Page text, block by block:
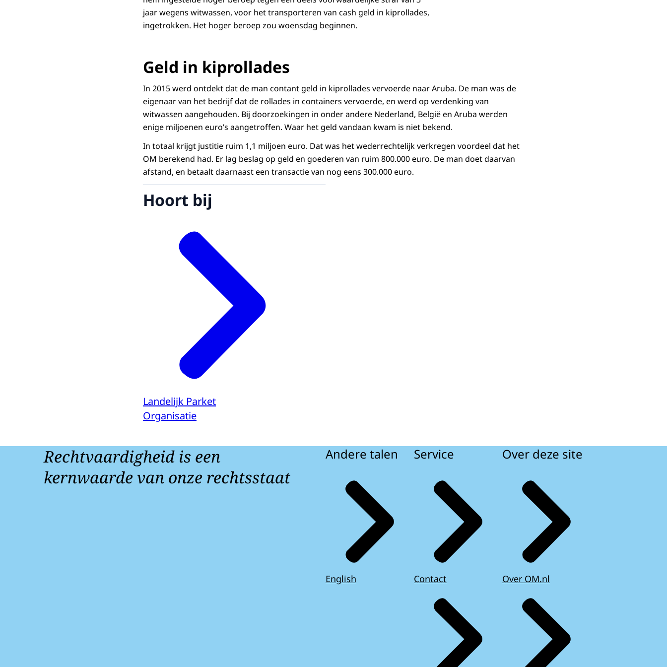
jaar wegens witwassen, voor het transporteren van cash geld in kiprollades,
ingetrokken. Het hoger beroep zou woensdag beginnen.
Geld in kiprollades
In 2015 werd ontdekt dat de man contant geld in kiprollades vervoerde naar Aruba. De man was de
eigenaar van het bedrijf dat de rollades in containers vervoerde, en werd op verdenking van
witwassen aangehouden. Bij doorzoekingen in onder andere Nederland, België en Aruba werden
enige miljoenen euro’s aangetroffen. Waar het geld vandaan kwam is niet bekend.
In totaal krijgt justitie ruim 1,1 miljoen euro. Dat was het wederrechtelijk verkregen voordeel dat het
OM berekend had. Er lag beslag op geld en goederen van ruim 800.000 euro. De man doet daarvan
afstand, en betaalt daarnaast een transactie van nog eens 300.000 euro.
Hoort bij
Landelijk Parket
Organisatie
Rechtvaardigheid is een
kernwaarde van onze rechtsstaat
Andere talen
English
Service
Contact
Over deze site
Over OM.nl